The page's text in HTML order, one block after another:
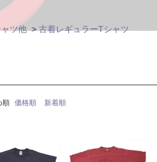
ツ他 >古着レギュラーTシャツ
順 価格順 新着順